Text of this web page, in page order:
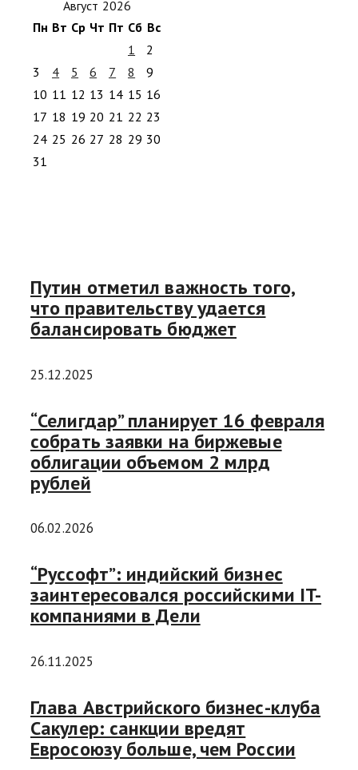
Август 2026
Пн Вт Ср Чт Пт Сб Вс
1
2
3
4 5 6 7 8
9
10 11 12 13 14 15 16
17 18 19 20 21 22 23
24 25 26 27 28 29 30
31
Путин отметил важность того,
что правительству удается
балансировать бюджет
25.12.2025
“Селигдар” планирует 16 февраля
собрать заявки на биржевые
облигации объемом 2 млрд
рублей
06.02.2026
“Руссофт”: индийский бизнес
заинтересовался российскими IT-
компаниями в Дели
26.11.2025
Глава Австрийского бизнес-клуба
Сакулер: санкции вредят
Евросоюзу больше, чем России